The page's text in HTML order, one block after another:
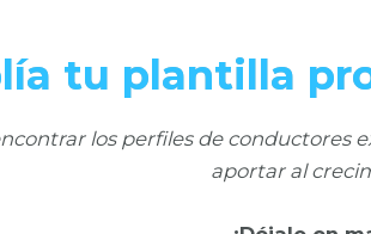
tu plantilla
los perfiles de
aportar al